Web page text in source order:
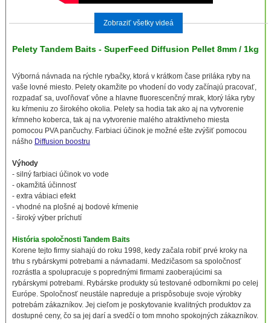
Zobraziť všetky videá
Pelety Tandem Baits - SuperFeed Diffusion Pellet 8mm / 1kg
Výborná návnada na rýchle rybačky, ktorá v krátkom čase priláka ryby na
vaše lovné miesto. Pelety okamžite po vhodení do vody začínajú pracovať,
rozpadať sa, uvoľňovať vône a hlavne fluorescenčný mrak, ktorý láka ryby
ku kŕmeniu zo širokého okolia. Pelety sa hodia tak ako aj na vytvorenie
kŕmneho koberca, tak aj na vytvorenie malého atraktívneho miesta
pomocou PVA pančuchy. Farbiaci účinok je možné ešte zvýšiť pomocou
nášho Diffusion boostru
Výhody
- silný farbiaci účinok vo vode
- okamžitá účinnosť
- extra vábiaci efekt
- vhodné na plošné aj bodové kŕmenie
- široký výber príchutí
História spoločnosti Tandem Baits
Korene tejto firmy siahajú do roku 1998, kedy začala robiť prvé kroky na
trhu s rybárskymi potrebami a návnadami. Medzičasom sa spoločnosť
rozrástla a spolupracuje s poprednými firmami zaoberajúcimi sa
rybárskymi potrebami. Rybárske produkty sú testované odborníkmi po celej
Európe. Spoločnosť neustále napreduje a prispôsobuje svoje výrobky
potrebám zákazníkov. Jej cieľom je poskytovanie kvalitných produktov za
dostupné ceny, čo sa jej darí a svedčí o tom mnoho spokojných zákazníkov.